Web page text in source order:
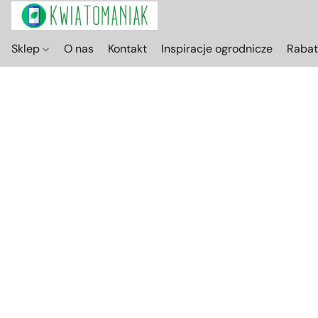
Sklep O nas Kontakt Inspiracje ogrodnicze